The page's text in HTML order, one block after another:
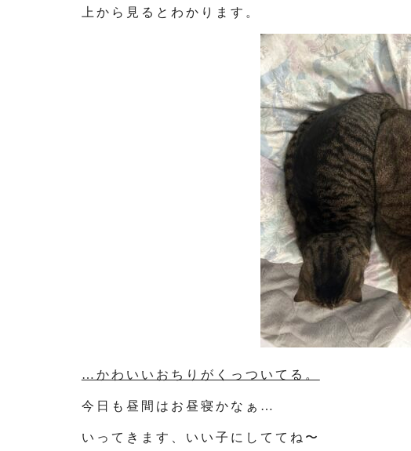
上から見るとわかります。
…かわいいおちりがくっついてる。
今日も昼間はお昼寝かなぁ…
いってきます、いい子にしててね〜